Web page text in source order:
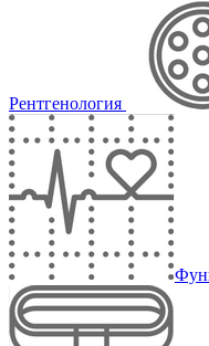
Рентгенология